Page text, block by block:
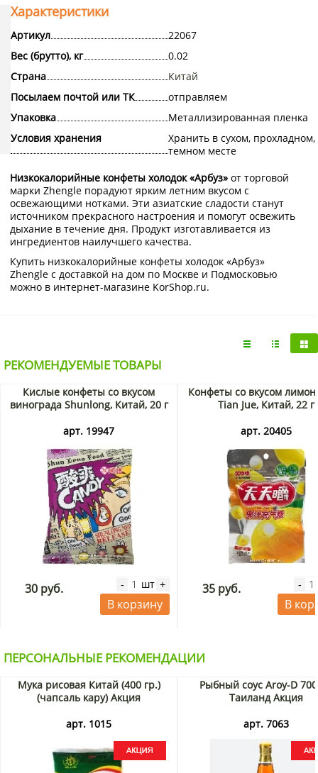
Характеристики
Артикул
22067
Вес (брутто), кг
0.02
Страна
Китай
Посылаем почтой или ТК
отправляем
Упаковка
Металлизированная пленка
Условия хранения
Хранить в сухом, прохладном,
темном месте
Низкокалорийные конфеты холодок «Арбуз» от торговой
марки Zhengle порадуют ярким летним вкусом с
освежающими нотками. Эти азиатские сладости станут
источником прекрасного настроения и помогут освежить
дыхание в течение дня. Продукт изготавливается из
ингредиентов наилучшего качества.
Купить низкокалорийные конфеты холодок «Арбуз»
Zhengle с доставкой на дом по Москве и Подмосковью
можно в интернет-магазине KorShop.ru.
РЕКОМЕНДУЕМЫЕ ТОВАРЫ
Кислые конфеты со вкусом
винограда Shunlong, Китай, 20 г
арт. 19947
30 руб. - шт +
В корзину
Конфеты со вкусом
Tian Jue, Китай, 22 г
арт. 20405
35 руб. -
В
ПЕРСОНАЛЬНЫЕ РЕКОМЕНДАЦИИ
Мука рисовая Китай (400 гр.)
(чапсаль кару) Акция
арт. 1015
Рыбный соус Aroy-D
Таиланд Акция
арт. 7063